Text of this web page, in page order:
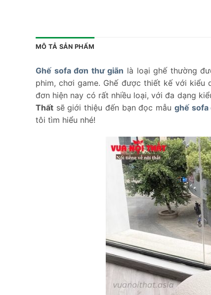
MÔ TẢ SẢN PHẨM
Ghế sofa đơn thư giãn là loại ghế thường
phim, chơi game. Ghế được thiết kế với
đơn hiện nay có rất nhiều loại, với đa dạng
Thất sẽ giới thiệu đến bạn đọc mẫu ghế sofa
tôi tìm hiểu nhé!